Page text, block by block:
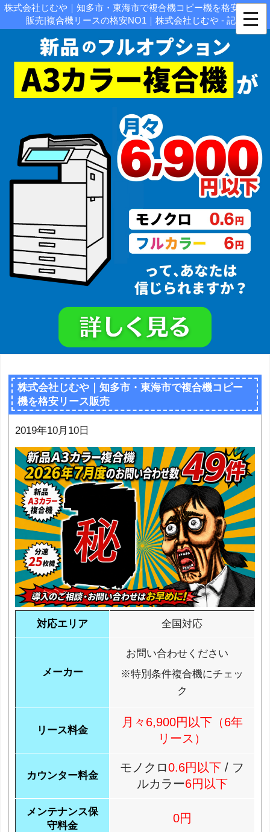
株式会社じむや｜知多市・東海市で複合機コピー機を格安リース
販売|複合機リースの格安NO1｜株式会社じむや - 記事
株式会社じむや｜知多市・東海市で複合機コピー
機を格安リース販売
2019年10月10日
対応エリア 全国対応
メーカー
お問い合わせください
※特別条件複合機にチェッ
ク
リース料金
月々6,900円以下（6年
リース）
カウンター料金
モノクロ0.6円以下 / フ
ルカラー6円以下
メンテナンス保
守料金
0円